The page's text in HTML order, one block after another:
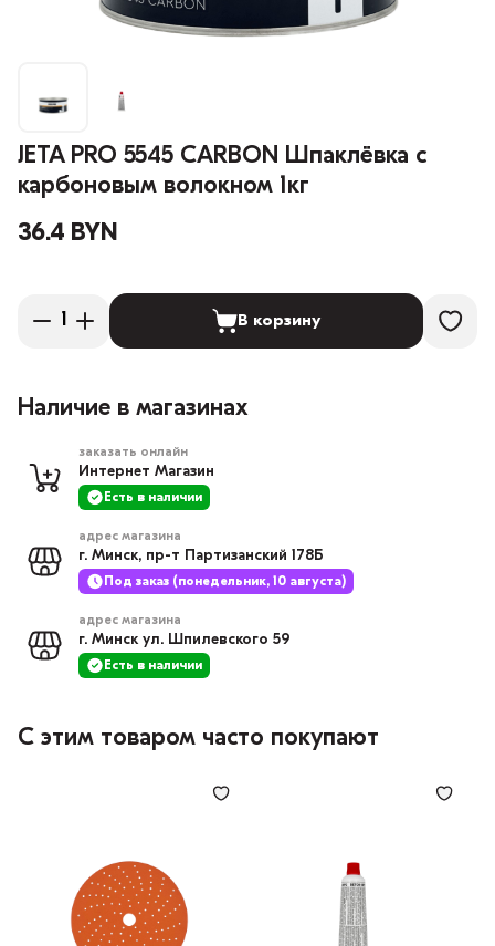
JETA PRO 5545 CARBON Шпаклёвка с
карбоновым волокном 1кг
36.4 BYN
В корзину
Наличие в магазинах
заказать онлайн
Интернет Магазин
Есть в наличии
адрес магазина
г. Минск, пр-т Партизанский 178Б
Под заказ (понедельник, 10 августа)
адрес магазина
г. Минск ул. Шпилевского 59
Есть в наличии
С этим товаром часто покупают